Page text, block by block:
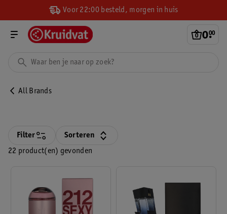
Voor 22:00 besteld, morgen in huis
0.
00
All Brands
22 product(en) gevonden
Filter Sorteren